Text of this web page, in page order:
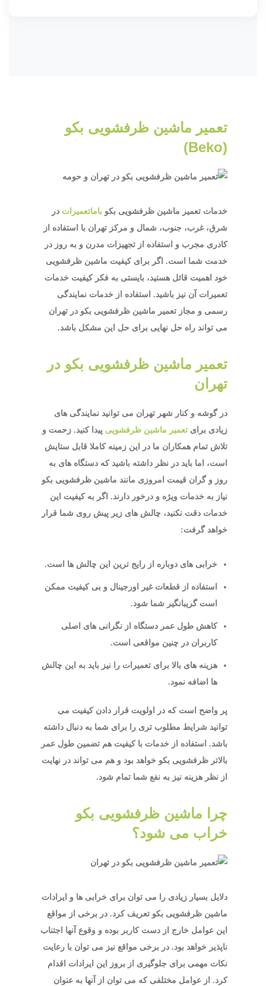
تعمیر ماشین ظرفشویی بکو
(Beko)
خدمات تعمیر ماشین ظرفشویی بکو باماتعمیرات در
شرق، غرب، جنوب، شمال و مرکز تهران با استفاده از
کادری مجرب و استفاده از تجهیزات مدرن و به روز در
خدمت شما است. اگر برای کیفیت ماشین ظرفشویی
خود اهمیت قائل هستید، بایستی به فکر کیفیت خدمات
تعمیرات آن نیز باشید. استفاده از خدمات نمایندگی
رسمی و مجاز تعمیر ماشین ظرفشویی بکو در تهران
می تواند راه حل نهایی برای حل این مشکل باشد.
تعمیر ماشین ظرفشویی بکو در
تهران
در گوشه و کنار شهر تهران می توانید نمایندگی های
زیادی برای تعمیر ماشین ظرفشویی پیدا کنید. زحمت و
تلاش تمام همکاران ما در این زمینه کاملا قابل ستایش
است، اما باید در نظر داشته باشید که دستگاه های به
روز و گران قیمت امروزی مانند ماشین ظرفشویی بکو
نیاز به خدمات ویژه و درخور دارند. اگر به کیفیت این
خدمات دقت نکنید، چالش های زیر پیش روی شما قرار
خواهد گرفت:
خرابی های دوباره از رایج ترین این چالش ها است.
استفاده از قطعات غیر اورجینال و بی کیفیت ممکن
است گریبانگیر شما شود.
کاهش طول عمر دستگاه از نگرانی های اصلی
کاربران در چنین مواقعی است.
هزینه های بالا برای تعمیرات را نیز باید به این چالش
ها اضافه نمود.
پر واضح است که در اولویت قرار دادن کیفیت می
توانید شرایط مطلوب تری را برای شما به دنبال داشته
باشد. استفاده از خدمات با کیفیت هم تضمین طول عمر
بالاتر ظرفشویی بکو خواهد بود و هم می تواند در نهایت
از نظر هزینه نیز به نفع شما تمام شود.
چرا ماشین ظرفشویی بکو
خراب می شود؟
دلایل بسیار زیادی را می توان برای خرابی ها و ایرادات
ماشین ظرفشویی بکو تعریف کرد. در برخی از مواقع
این عوامل خارج از دست کاربر بوده و وقوع آنها اجتناب
ناپذیر خواهد بود. در برخی مواقع نیز می توان با رعایت
نکات مهمی برای جلوگیری از بروز این ایرادات اقدام
کرد. از عوامل مختلفی که می توان از آنها به عنوان